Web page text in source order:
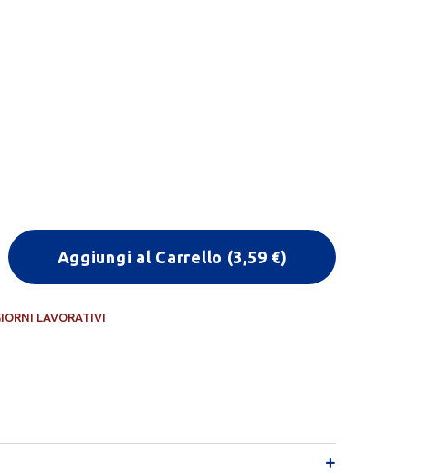
Aggiungi al Carrello (3,59 €)
LAVORATIVI